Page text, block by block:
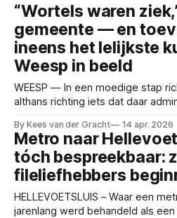
“Wortels waren
gemeente — en
ineens het lelijkste
Weesp in beeld
WEESP — In een moedige stap
althans richting iets dat daar
verwijderen om ruimte te maken
roestkleurig object met de tekst
kunstwerk, dat eruitziet alsof een
na
By Kees van der Gracht 14 apr. 2026
Metro naar
tóch bespreekbaar:
fileliefhebbers
HELLEVOETSLUIS – Waar een
jarenlang werd behandeld als